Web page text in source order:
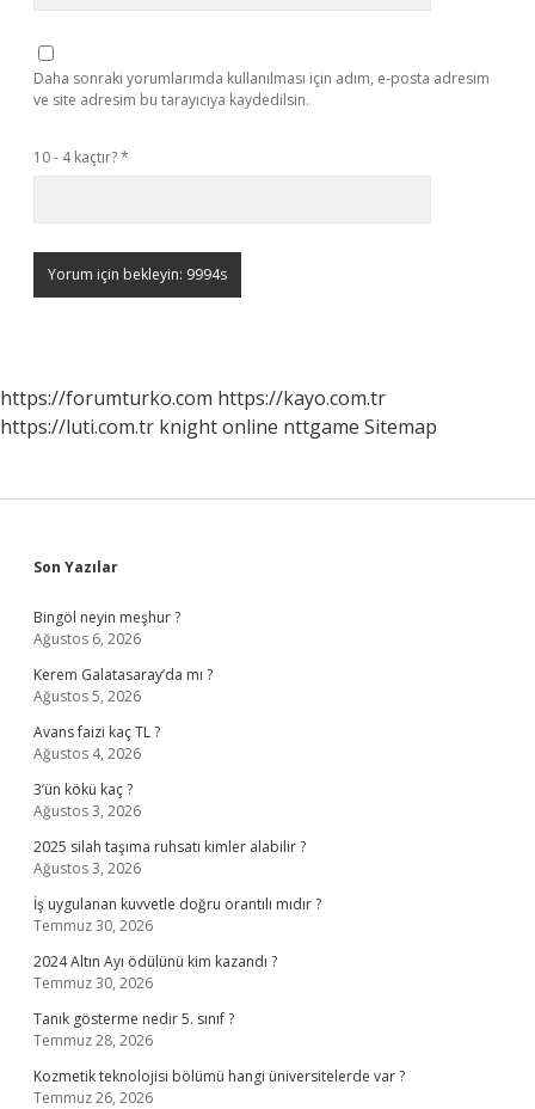
Daha sonraki yorumlarımda kullanılması için adım, e-posta adresim
ve site adresim bu tarayıcıya kaydedilsin.
10 - 4 kaçtır?*
https://forumturko.com https://kayo.com.tr
https://luti.com.tr knight online nttgame Sitemap
Sidebar
Son Yazılar
Bingöl neyin meşhur ?
Ağustos 6, 2026
Kerem Galatasaray’da mı ?
Ağustos 5, 2026
Avans faizi kaç TL ?
Ağustos 4, 2026
3’ün kökü kaç ?
Ağustos 3, 2026
2025 silah taşıma ruhsatı kimler alabilir ?
Ağustos 3, 2026
İş uygulanan kuvvetle doğru orantılı mıdır ?
Temmuz 30, 2026
2024 Altın Ayı ödülünü kim kazandı ?
Temmuz 30, 2026
Tanık gösterme nedir 5. sınıf ?
Temmuz 28, 2026
Kozmetik teknolojisi bölümü hangi üniversitelerde var ?
Temmuz 26, 2026